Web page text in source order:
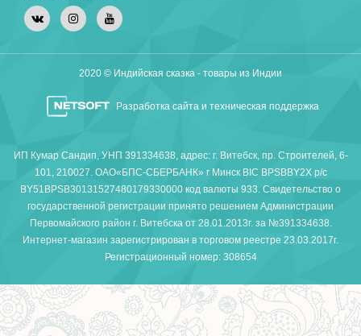
Разработка сайта и техническая поддержка
2020 © Индийская сказка - товары из Индии
ИП Кумар Сандип, УНП 391334638, адрес: г. Витебск, пр. Строителей, 6-
101, 210027. ОАО«БПС-СБЕРБАНК» г Минск BIC BPSBBY2X р/с
BY51BPSB30131527480179330000 код валюты 933. Свидетельство о
государственной регистрации принято решением Администрации
Первомайского район г. Витебска от 28.01.2013г. за №391334638.
Интернет-магазин зарегистрирован в торговом реестре 23.03.2017г.
Регистрационный номер: 308654